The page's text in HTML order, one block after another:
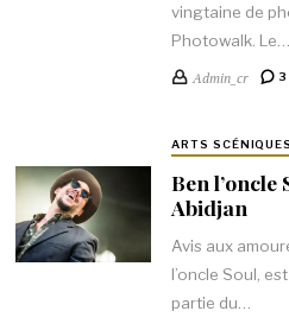
vingtaine de
Photowalk. Le…
Admin_cr 3
ARTS SCÉNIQUES
Ben l’oncle
Abidjan
Avis aux
l’oncle Soul,
partie du…